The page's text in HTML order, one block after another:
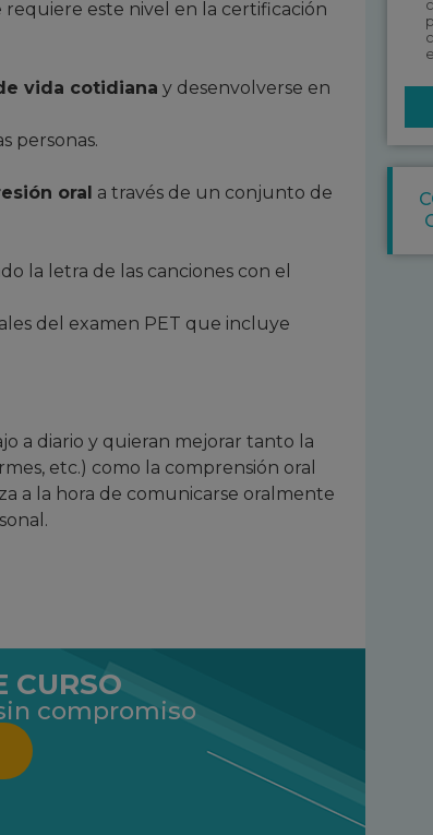
este nivel en la certificación
vida cotidiana y desenvolverse en
personas.
oral a través de un conjunto de
la letra de las canciones con el
del examen PET que incluye
a diario y quieran mejorar tanto la
etc.) como la comprensión oral
a la hora de comunicarse oralmente
CURSO
compromiso